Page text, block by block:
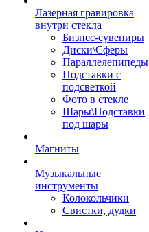
Лазерная гравировка
внутри стекла
Бизнес-сувениры
Диски\Сферы
Параллелепипеды
Подставки с
подсветкой
Фото в стекле
Шары\Подставки
под шары
Магниты
Музыкальные
инструменты
Колокольчики
Свистки, дудки